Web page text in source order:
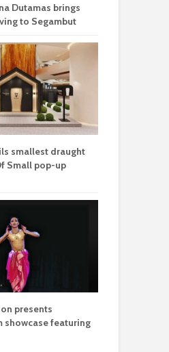
Dutamas brings
to Segambut
smallest draught
Small pop-up
presents
showcase featuring